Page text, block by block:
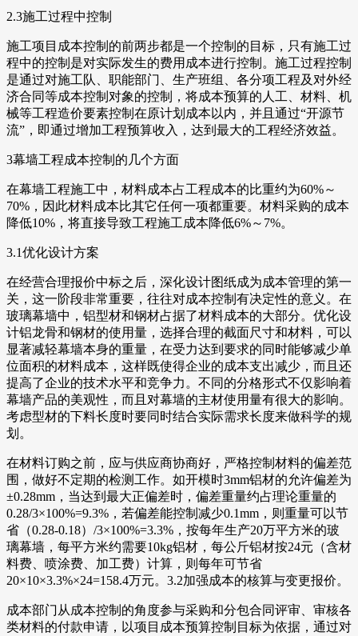
2.3施工过程中控制
施工项目成本控制的前两步都是一个控制的目标，只有施工过
程中的控制是对实际发生的费用成本进行控制。施工过程控制
是通过对施工队、职能部门、生产班组、各分项工程及对外经
济合同等成本控制对象的控制，将成本预算的人工、材料、机
械等工程造价要素控制在原计划成本以内，并且通过“开源节
流”，即通过增加工程预算收入，达到最大的工程经济效益。
3幕墙工程成本控制的几个方面
在幕墙工程施工中，材料成本占工程成本的比重约为60%～
70%，因此材料成本比其它任何一项都重要。材料采购的成本
降低10%，将直接导致工程施工成本降低6%～7%。
3.1优化设计方案
在经营合理报价中标之后，深化设计图纸成为成本管理的第一
关，这一阶段非常重要，往往对成本控制有决定性的意义。在
玻璃幕墙中，铝型材和钢材占据了材料成本的大部分。优化设
计铝龙骨和钢材的使用量，选择合理的截面尺寸和材料，可以
显著减轻幕墙本身的重量，在受力达到要求的同时能够减少单
位面积的材料成本，这样既使得企业的成本支出减少，而且还
提高了企业的技术水平和竞争力。不同的分格形式不仅影响着
幕墙产品的美观性，而且对幕墙的主材使用量有很大的影响。
考虑型材的下料长度时要同时结合实际需求长度来做科学的规
划。
在材料订购之前，应与供应商协商好，严格控制材料的偏差范
围，做好不定期的检测工作。如开模时3mm铝材的允许偏差为
±0.28mm，当达到最大正偏差时，偏差重量约占理论重量的
0.28/3×100%=9.3%，若偏差能控制减少0.1mm，则重量可以节
省（0.28-0.18）/3×100%=3.3%，按每年生产20万平方米的玻
璃幕墙，每平方米约需要10kg铝材，每公斤铝材按24元（含材
料费、喷涂费、加工费）计算，则每年可节省
20×10×3.3%×24=158.4万元。3.2加强成本的核算与变更报价。
成本部门从成本控制的角度参与采购和分包合同评审、审核各
类材料的付款申请，以项目成本预算控制目标为依据，通过对